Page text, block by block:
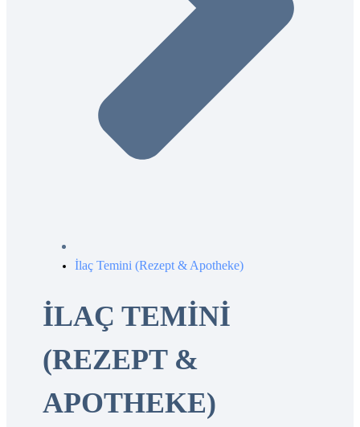
İlaç Temini (Rezept & Apotheke)
İLAÇ TEMINI
(REZEPT &
APOTHEKE)